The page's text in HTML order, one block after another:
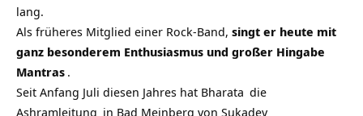
lang.
Als früheres Mitglied einer Rock-Band, singt er heute mit
ganz besonderem Enthusiasmus und großer Hingabe
Mantras .
Seit Anfang Juli diesen Jahres hat Bharata die
Ashramleitung in Bad Meinberg von Sukadev